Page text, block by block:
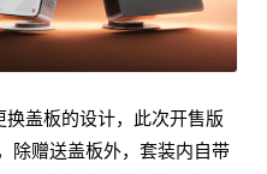
盖板的设计，此次开售版
除赠送盖板外，套装内自带